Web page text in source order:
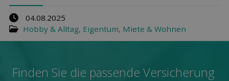
04.08.2025
Hobby & Alltag, Eigentum, Miete & Wohnen
Finden Sie die pas­sende Ver­sicherung